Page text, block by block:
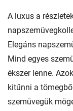
A luxus a
Elegáns
Mind egyes
ékszer lenne.
kitűnni a
szemüvegük